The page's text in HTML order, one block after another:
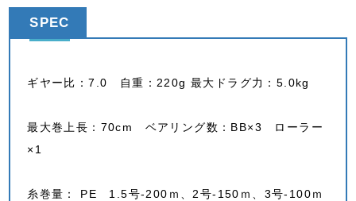
SPEC
ギヤー比：7.0 自重：220g 最大ドラグ力：5.0kg
最大巻上長：70cm ベアリング数：BB×3 ローラー
×1
糸巻量： PE 1.5号-200ｍ、2号-150ｍ、3号-100ｍ